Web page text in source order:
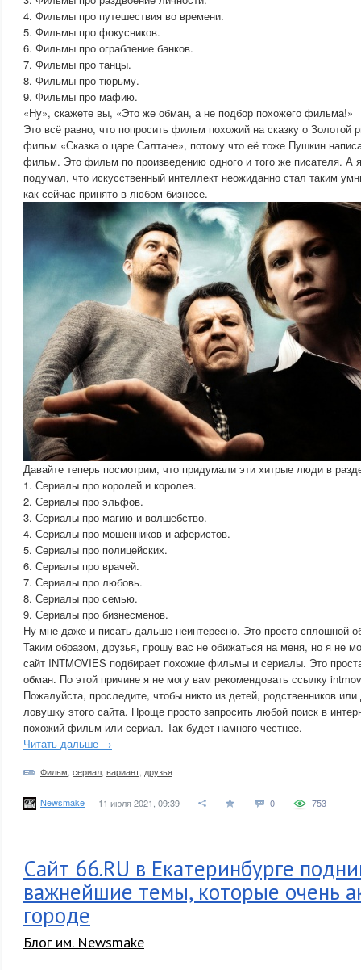
4. Фильмы про путешествия во времени.
5. Фильмы про фокусников.
6. Фильмы про ограбление банков.
7. Фильмы про танцы.
8. Фильмы про тюрьму.
9. Фильмы про мафию.
«Ну», скажете вы, «Это же обман, а не подбор похожего фильма!»
Это всё равно, что попросить фильм похожий на сказку о Золотой
фильм «Сказка о царе Салтане», потому что её тоже Пушкин
фильм. Это фильм по произведению одного и того же писателя. А
подумал, что искусственный интеллект неожиданно стал таким
как сейчас принято в любом бизнесе.
Давайте теперь посмотрим, что придумали эти хитрые люди в
1. Сериалы про королей и королев.
2. Сериалы про эльфов.
3. Сериалы про магию и волшебство.
4. Сериалы про мошенников и аферистов.
5. Сериалы про полицейских.
6. Сериалы про врачей.
7. Сериалы про любовь.
8. Сериалы про семью.
9. Сериалы про бизнесменов.
Ну мне даже и писать дальше неинтересно. Это просто сплошной
Таким образом, друзья, прошу вас не обижаться на меня, но я не
сайт INTMOVIES подбирает похожие фильмы и сериалы. Это
обман. По этой причине я не могу вам рекомендовать ссылку
Пожалуйста, проследите, чтобы никто из детей, родственников
ловушку этого сайта. Проще просто запросить любой поиск в
похожий фильм или сериал. Так будет намного честнее.
Читать дальше →
Фильм сериал вариант друзья
Newsmake 11 июля 2021, 09:39 0 753
Сайт 66.RU в Екатеринбурге
важнейшие темы, которые очень
городе
Блог им. Newsmake